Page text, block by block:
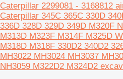
Caterpillar 2299081 - 3168812
Caterpillar 345C 365C 330D
336D 328D 329D 349D M320F
M313D M323F M314F M325D
M318D M318F 330D2 340D2
MH3022 MH3024 MH3037
NH3059 M322D2 M324D2